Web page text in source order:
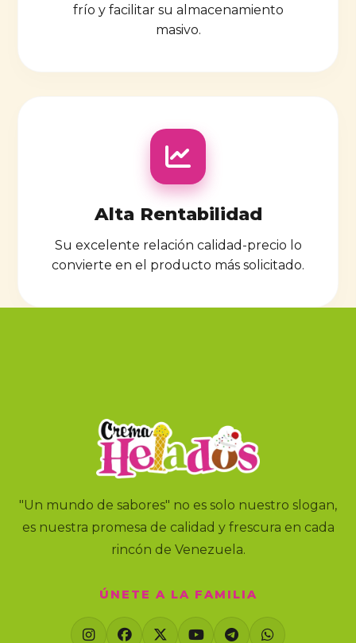
frío y facilitar su almacenamiento
masivo.
Alta Rentabilidad
Su excelente relación calidad-precio lo
convierte en el producto más solicitado.
"Un mundo de sabores" no es solo nuestro slogan,
es nuestra promesa de calidad y frescura en cada
rincón de Venezuela.
ÚNETE A LA FAMILIA